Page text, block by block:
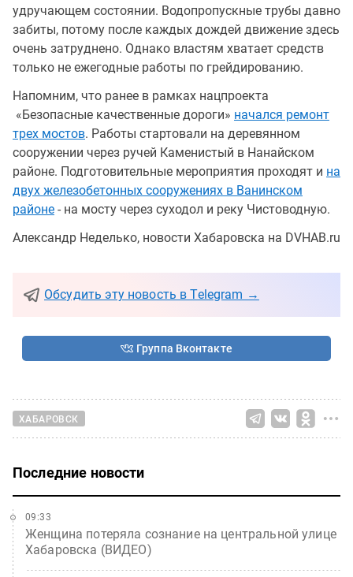
удручающем состоянии. Водопропускные трубы давно
забиты, потому после каждых дождей движение здесь
очень затруднено. Однако властям хватает средств
только не ежегодные работы по грейдированию.
Напомним, что ранее в рамках нацпроекта
«Безопасные качественные дороги» начался ремонт
трех мостов. Работы стартовали на деревянном
сооружении через ручей Каменистый в Нанайском
районе. Подготовительные мероприятия проходят и на
двух железобетонных сооружениях в Ванинском
районе - на мосту через суходол и реку Чистоводную.
Александр Неделько, новости Хабаровска на DVHAB.ru
Обсудить эту новость в Telegram →
Группа Вконтакте
ХАБАРОВСК
Последние новости
Женщина потеряла сознание на центральной улице
Хабаровска (ВИДЕО)
09:33